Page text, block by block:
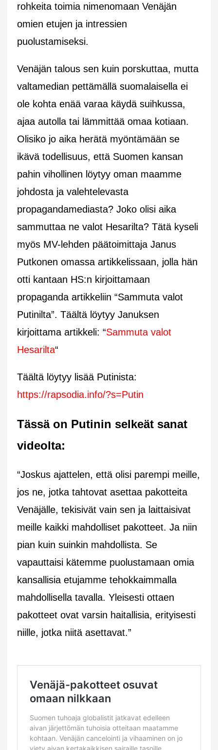
rohkeita toimia nimenomaan Venäjän
omien etujen ja intressien
puolustamiseksi.
Venäjän talous sen kuin porskuttaa, mutta
valtamedian pettämällä suomalaisella ei
ole kohta enää varaa käydä suihkussa,
ajaa autolla tai lämmittää omaa kotiaan.
Olisiko jo aika herätä myöntämään se
ikävä todellisuus, että Suomen kansan
pahin vihollinen löytyy oman maamme
johdosta ja valehtelevasta
propagandamediasta? Joko olisi aika
sammuttaa ne valot Hesarilta? Tätä kyseli
myös MV-lehden päätoimittaja Janus
Putkonen omassa artikkelissaan, jolla hän
otti kantaan HS:n kirjoittamaan
propaganda artikkeliin “Sammuta valot
Putinilta”. Täältä löytyy Januksen
kirjoittama artikkeli: “Sammuta valot
Hesarilta“
Täältä löytyy lisää Putinista:
https://rapsodia.info/?s=Putin
Tässä on Putinin selkeät sanat
videolta:
“Joskus ajattelen, että olisi parempi meille,
jos ne, jotka tahtovat asettaa pakotteita
Venäjälle, tekisivät vain sen ja laittaisivat
meille kaikki mahdolliset pakotteet. Ja niin
pian kuin suinkin mahdollista. Se
vapauttaisi kätemme puolustamaan omia
kansallisia etujamme tehokkaimmalla
mahdollisella tavalla. Yleisesti ottaen
pakotteet ovat varsin haitallisia, erityisesti
niille, jotka niitä asettavat.”